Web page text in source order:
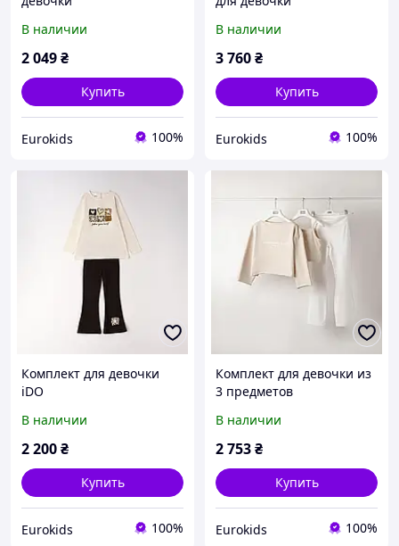
В наличии
2 049₴
Купить
Eurokids 100%
В наличии
3 760₴
Купить
Eurokids 100%
Комплект для девочки
iDO
В наличии
2 200₴
Купить
Eurokids 100%
Комплект для девочки из
3 предметов
В наличии
2 753₴
Купить
Eurokids 100%